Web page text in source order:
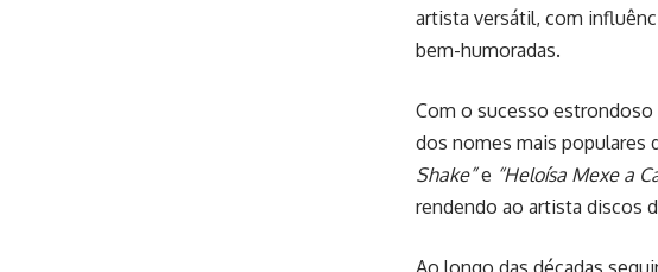
artista versátil, com
bem-humoradas.
Com o sucesso
dos nomes mais populares
Shake”e “Heloísa Mexe a
rendendo ao artista discos
Ao longo das décadas